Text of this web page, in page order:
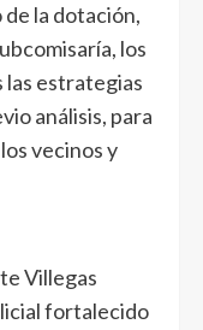
la dotación,
los
las estrategias
análisis, para
vecinos y
Villegas
fortalecido